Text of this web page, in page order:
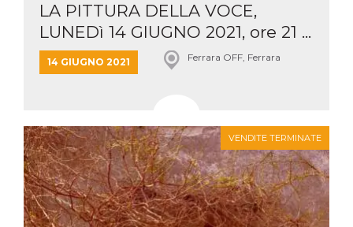
LA PITTURA DELLA VOCE,
LUNEDì 14 GIUGNO 2021, ore 21 ...
14 GIUGNO 2021 Ferrara OFF, Ferrara
VENDITE TERMINATE